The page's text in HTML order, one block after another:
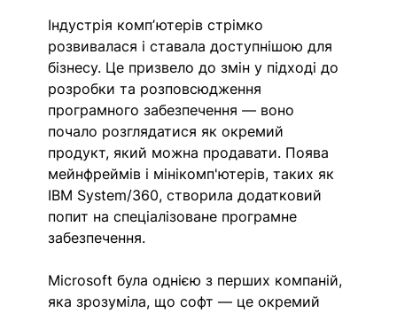
Індустрія компʼютерів стрімко
розвивалася і ставала доступнішою для
бізнесу. Це призвело до змін у підході до
розробки та розповсюдження
програмного забезпечення — воно
почало розглядатися як окремий
продукт, який можна продавати. Поява
мейнфреймів і мінікомп'ютерів, таких як
IBM System/360, створила додатковий
попит на спеціалізоване програмне
забезпечення.
Microsoft була однією з перших компаній,
яка зрозуміла, що софт — це окремий